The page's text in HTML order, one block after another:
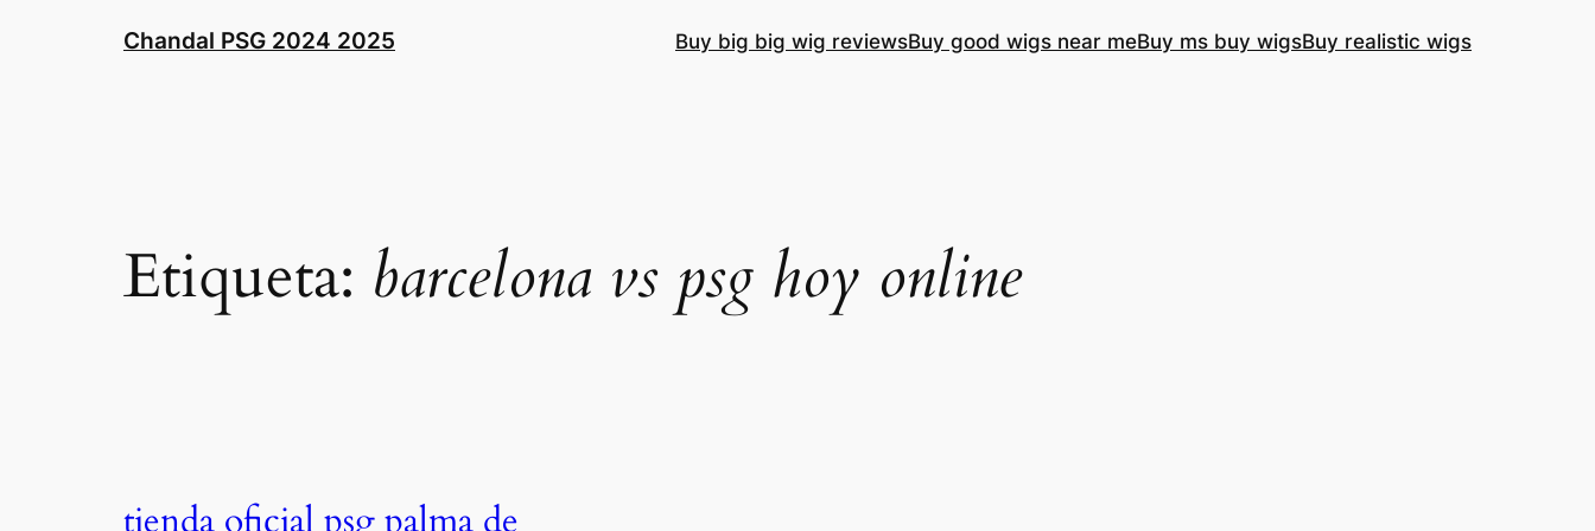
Chandal PSG 2024 2025 Buy big big wig reviewsBuy good wigs near meBuy ms buy wigsBuy realistic wigs
Etiqueta: barcelona vs psg hoy online